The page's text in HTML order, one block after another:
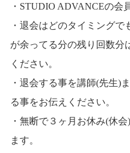
・STUDIO ADVANCEの会
・退会はどのタイミング
が余ってる分の残り回数分
ください。
・退会する事を講師(先生)
る事をお伝えください。
・無断で３ヶ月お休み(休
ます。